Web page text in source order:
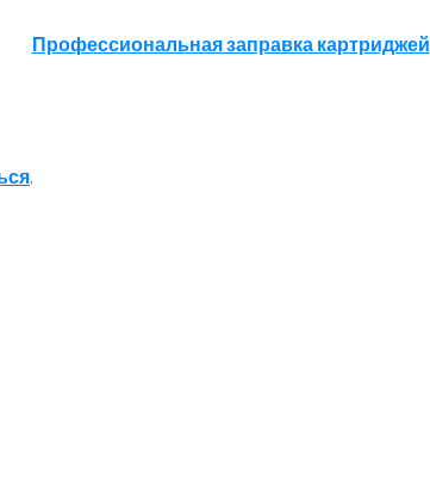
Профессиональная заправка картриджей
.